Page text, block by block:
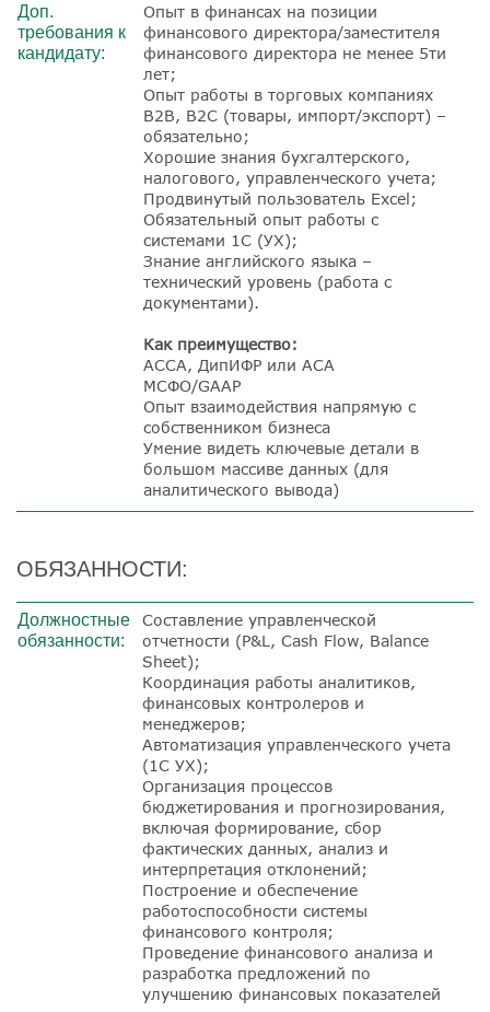
Доп.
требования к
кандидату:
Опыт в финансах на позиции
финансового директора/заместителя
финансового директора не менее 5ти
лет;
Опыт работы в торговых компаниях
B2B, B2C (товары, импорт/экспорт) –
обязательно;
Хорошие знания бухгалтерского,
налогового, управленческого учета;
Продвинутый пользователь Excel;
Обязательный опыт работы с
системами 1С (УХ);
Знание английского языка –
технический уровень (работа с
документами).
Как преимущество:
АССА, ДипИФР или АСА
МСФО/GAAP
Опыт взаимодействия напрямую с
собственником бизнеса
Умение видеть ключевые детали в
большом массиве данных (для
аналитического вывода)
ОБЯЗАННОСТИ:
Должностные
обязанности:
Составление управленческой
отчетности (P&L, Cash Flow, Balance
Sheet);
Координация работы аналитиков,
финансовых контролеров и
менеджеров;
Автоматизация управленческого учета
(1С УХ);
Организация процессов
бюджетирования и прогнозирования,
включая формирование, сбор
фактических данных, анализ и
интерпретация отклонений;
Построение и обеспечение
работоспособности системы
финансового контроля;
Проведение финансового анализа и
разработка предложений по
улучшению финансовых показателей